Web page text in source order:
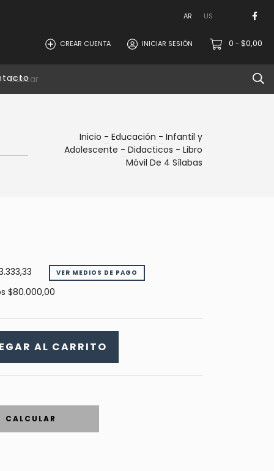
AR US
CREAR CUENTA INICIAR SESIÓN 0 - $0,00
Inicio - Educación - Infantil y
Adolescente - Didacticos - Libro
Móvil De 4 Sílabas
VER MEDIOS DE PAGO
$80.000,00
CALCULAR